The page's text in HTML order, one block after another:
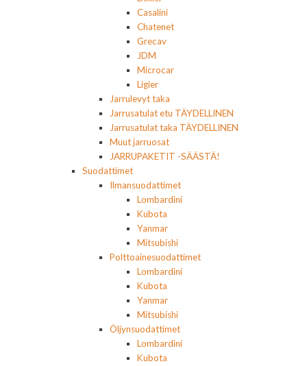
Casalini
Chatenet
Grecav
JDM
Microcar
Ligier
Jarrulevyt taka
Jarrusatulat etu TÄYDELLINEN
Jarrusatulat taka TÄYDELLINEN
Muut jarruosat
JARRUPAKETIT -SÄÄSTÄ!
Suodattimet
Ilmansuodattimet
Lombardini
Kubota
Yanmar
Mitsubishi
Polttoainesuodattimet
Lombardini
Kubota
Yanmar
Mitsubishi
Öljynsuodattimet
Lombardini
Kubota